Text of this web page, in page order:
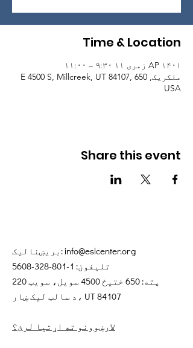
Time & Location
AP ۱۴۰۱ زمری ۱۱ ۹:۳۰ – ۱۱:۰۰
ملکریک, 650 E 4500 S, Millcreek, UT 84107,
USA
Share this event
بریښنالیک:info@eslcenter.org
تلیفون: 1-801-328-5608
پته: 650 ختیځ 4500 سویل، سویټ 220
د سالټ لیک ښار، UT 84107
لارښوونو ته اړتیا لرئ؟